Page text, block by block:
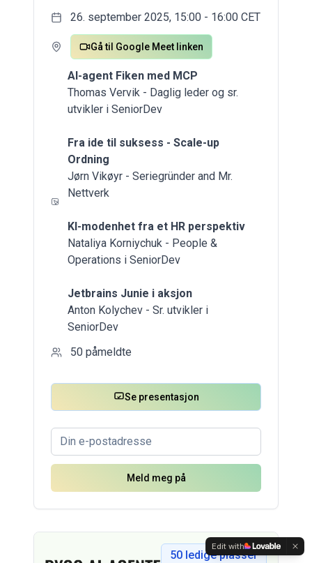
26. september 2025, 15:00 - 16:00 CET
Gå til Google Meet linken
AI-agent Fiken med MCP
Thomas Vervik - Daglig leder og sr.
utvikler i SeniorDev
Fra ide til suksess - Scale-up
Ordning
Jørn Vikøyr - Seriegründer and Mr.
Nettverk
KI-modenhet fra et HR perspektiv
Nataliya Korniychuk - People &
Operations i SeniorDev
Jetbrains Junie i aksjon
Anton Kolychev - Sr. utvikler i
SeniorDev
50 påmeldte
Se presentasjon
Meld meg på
50 ledige plasser
Edit with